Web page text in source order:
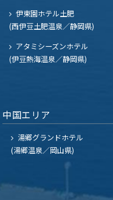
伊東園ホテル土肥
(西伊豆土肥温泉／静岡県)
アタミシーズンホテル
(伊豆熱海温泉／静岡県)
中国エリア
湯郷グランドホテル
(湯郷温泉／岡山県)